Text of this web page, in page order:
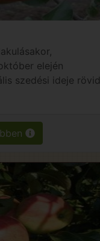
elején
szedési ideje rövid,